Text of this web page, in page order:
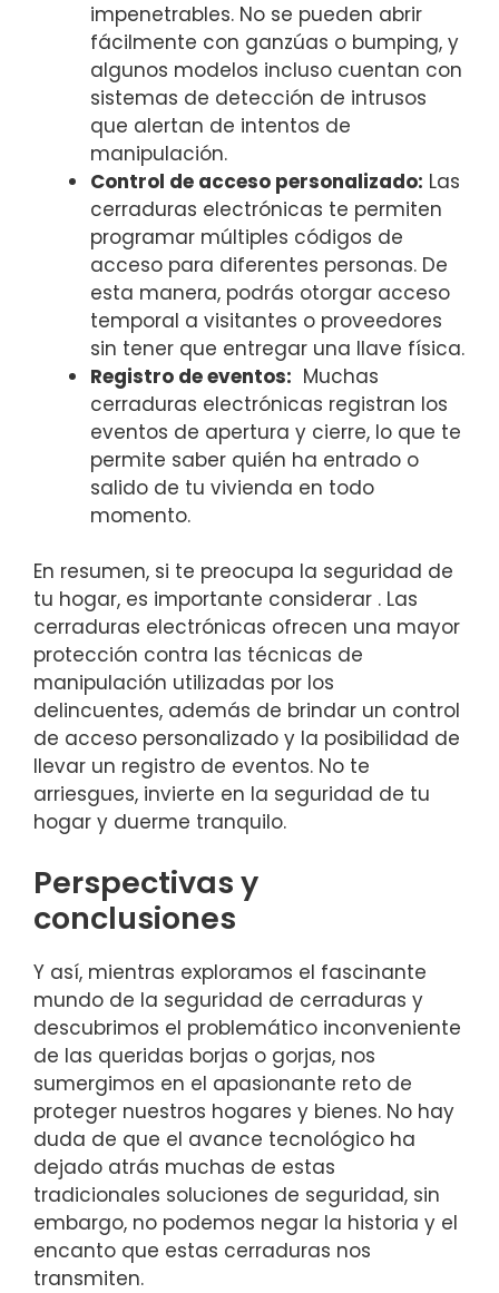
impenetrables. No se⁢ pueden abrir
fácilmente con ganzúas o bumping, y ​
algunos modelos‌ incluso cuentan con
sistemas⁣ de detección de intrusos
que alertan de intentos de​
manipulación.
Control de acceso personalizado: Las
‍cerraduras ​electrónicas te permiten
programar múltiples ‌códigos de
‌acceso‍ para diferentes ⁣personas. ⁣De
esta manera, podrás ⁢otorgar acceso
temporal⁤ a ‍visitantes o proveedores
sin tener que entregar una‍ llave física.
Registro de ‌eventos: ⁤ Muchas
cerraduras ‌electrónicas ⁤registran ⁣los
eventos⁣ de apertura y cierre, ⁣lo que te
permite saber quién ha entrado ‍o
salido de tu vivienda ‍en‌ todo
momento.
En resumen, si te preocupa ⁤la seguridad ‌de
tu hogar, es importante considerar .‍ Las
cerraduras⁢ electrónicas ⁤ofrecen una mayor
protección contra las ‍técnicas de
manipulación utilizadas por los
delincuentes, además de brindar un control
de acceso personalizado y la posibilidad de
llevar un registro de eventos. No te
arriesgues, invierte en​ la seguridad de tu
hogar y duerme tranquilo.
Perspectivas y
conclusiones
Y así, mientras exploramos ‍el fascinante
mundo de la seguridad⁣ de cerraduras y
descubrimos el problemático inconveniente
de las queridas borjas o gorjas, nos
sumergimos en el apasionante reto de
proteger nuestros hogares y bienes.‍ No hay
duda de que el avance tecnológico ha
dejado atrás muchas de estas
⁣tradicionales soluciones de seguridad, sin
embargo, no podemos negar la historia y el
encanto que estas cerraduras nos
transmiten.